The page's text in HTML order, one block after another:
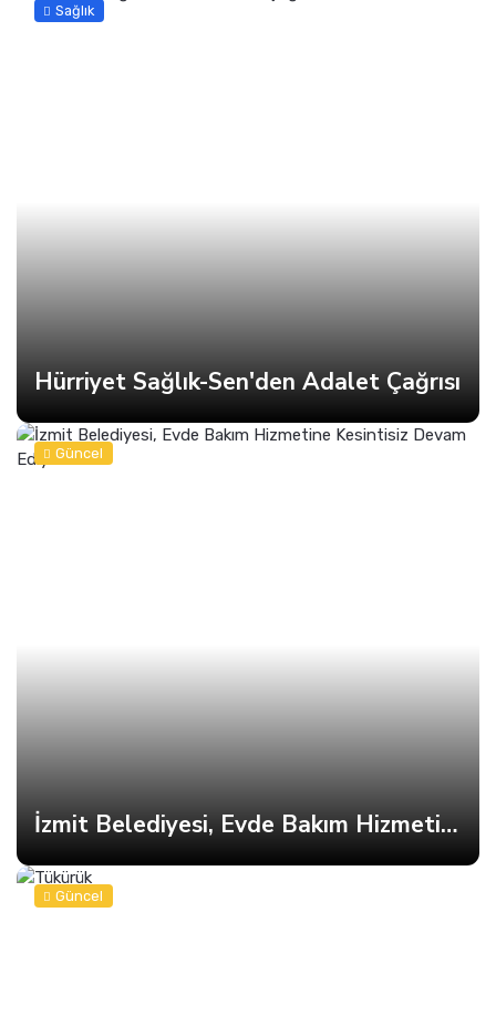
Sağlık
Hürriyet Sağlık-Sen'den Adalet Çağrısı
Güncel
İzmit Belediyesi, Evde Bakım Hizmetine Kesintisiz Devam Ediyor
Güncel